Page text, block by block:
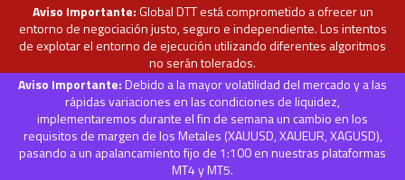
Aviso Importante:Global DTT está comprometido a ofrecer un
entorno de negociación justo, seguro e independiente. Los intentos
de explotar el entorno de ejecución utilizando diferentes algoritmos
no serán tolerados.
Aviso Importante:Debido a la mayor volatilidad del mercado y a las
rápidas variaciones en las condiciones de liquidez,
implementaremos durante el fin de semana un cambio en los
requisitos de margen de los Metales (XAUUSD, XAUEUR, XAGUSD),
pasando a un apalancamiento fijo de 1:100 en nuestras plataformas
MT4 y MT5.